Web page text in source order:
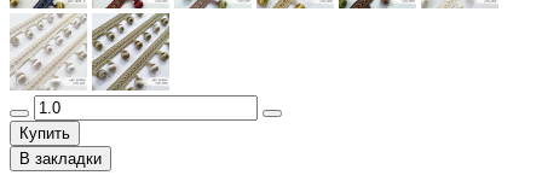
Купить
В закладки